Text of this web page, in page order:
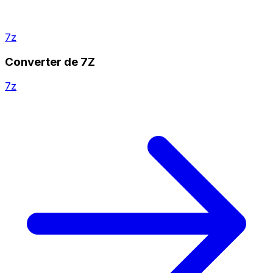
7z
Converter de 7Z
7z